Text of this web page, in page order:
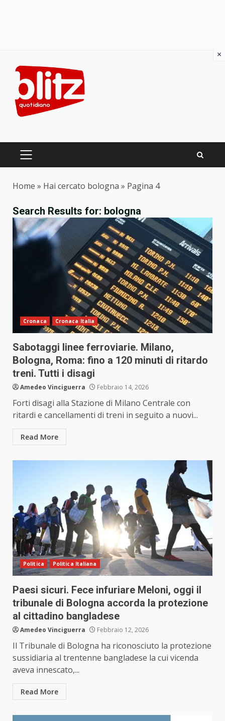
content
PRIMARY
Home » Hai cercato bologna » Pagina 4
Search Results for: bologna
Cronaca Cronaca Italia
Sabotaggi linee ferroviarie. Milano,
Bologna, Roma: fino a 120 minuti di ritardo
treni. Tutti i disagi
Amedeo Vinciguerra Febbraio 14, 2026
Forti disagi alla Stazione di Milano Centrale con
ritardi e cancellamenti di treni in seguito a nuovi...
Read More
Politica Politica Italiana
Paesi sicuri. Fece infuriare Meloni, oggi il
tribunale di Bologna accorda la protezione
al cittadino bangladese
Amedeo Vinciguerra Febbraio 12, 2026
Il Tribunale di Bologna ha riconosciuto la protezione
sussidiaria al trentenne bangladese la cui vicenda
aveva innescato,...
Read More
×